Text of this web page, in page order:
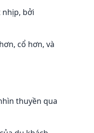
nhịp, bởi
cổ hơn, và
thuyền qua